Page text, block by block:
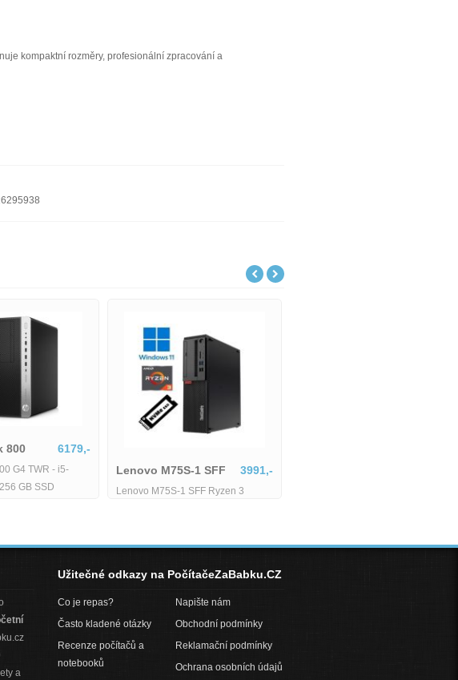
kompaktní rozměry, profesionální zpracování a
HP EliteDesk 800
HP EliteDesk 800 G4 TWR - i5-
8500 - 16 GB - 256 GB SSD
Lenovo M75S-1 SFF
Lenovo M75S-1 SFF Ryzen 3
a
Užitečné odkazy na PočítačeZaBabku.CZ
Co je repas?
Často kladené otázky
Recenze počítačů a
notebooků
Napište nám
Obchodní podmínky
Reklamační podmínky
Ochrana osobních údajů